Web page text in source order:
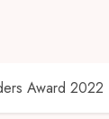
Award 2022